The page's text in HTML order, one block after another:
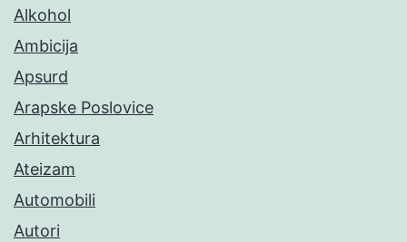
Alkohol
Ambicija
Apsurd
Arapske Poslovice
Arhitektura
Ateizam
Automobili
Autori